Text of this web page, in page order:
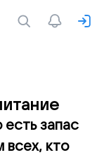
есть запас
всех, кто